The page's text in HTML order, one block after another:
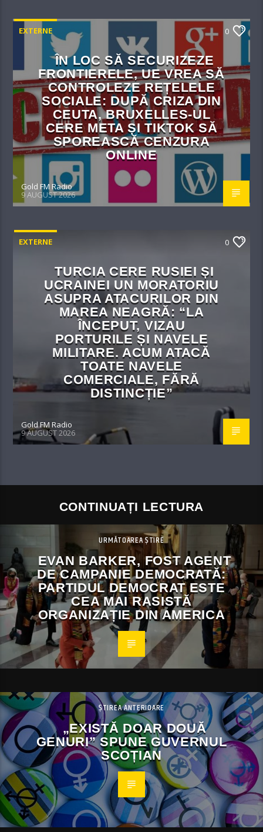
EXTERNE 0
ÎN LOC SĂ SECURIZEZE
FRONTIERELE, UE VREA SĂ
CONTROLEZE REȚELELE
SOCIALE: DUPĂ CRIZA DIN
CEUTA, BRUXELLES-UL
CERE META ȘI TIKTOK SĂ
SPOREASCĂ CENZURA
ONLINE
Gold FM Radio
9 AUGUST 2026
EXTERNE 0
TURCIA CERE RUSIEI ȘI
UCRAINEI UN MORATORIU
ASUPRA ATACURILOR DIN
MAREA NEAGRĂ: “LA
ÎNCEPUT, VIZAU
PORTURILE ȘI NAVELE
MILITARE. ACUM ATACĂ
TOATE NAVELE
COMERCIALE, FĂRĂ
DISTINCȚIE”
Gold FM Radio
9 AUGUST 2026
CONTINUAȚI LECTURA
URMĂTOAREA ȘTIRE
EVAN BARKER, FOST AGENT
DE CAMPANIE DEMOCRATĂ:
PARTIDUL DEMOCRAT ESTE
CEA MAI RASISTĂ
ORGANIZAȚIE DIN AMERICA
ȘTIREA ANTERIOARE
„EXISTĂ DOAR DOUĂ
GENURI” SPUNE GUVERNUL
SCOȚIAN